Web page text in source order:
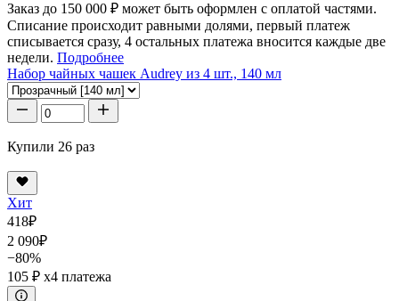
Заказ до 150 000 ₽ может быть оформлен с оплатой частями.
Списание происходит равными долями, первый платеж
списывается сразу, 4 остальных платежа вносится каждые две
недели. Подробнее
Набор чайных чашек Audrey из 4 шт., 140 мл
Купили 26 раз
Хит
418₽
2 090₽
−80%
105 ₽ x4 платежа